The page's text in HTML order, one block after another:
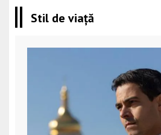
Stil de viață